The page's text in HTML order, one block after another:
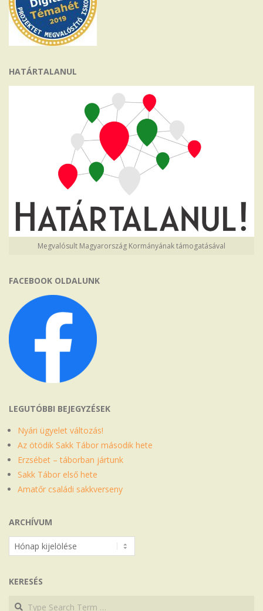
HATÁRTALANUL
Megvalósult Magyarország Kormányának támogatásával
FACEBOOK OLDALUNK
LEGUTÓBBI BEJEGYZÉSEK
Nyári ügyelet változás!
Az ötödik Sakk Tábor második hete
Erzsébet – táborban jártunk
Sakk Tábor első hete
Amatőr családi sakkverseny
ARCHÍVUM
Archívum
KERESÉS
Search
Search